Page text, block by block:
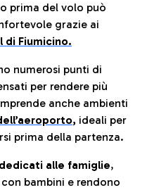
prima del volo può
grazie ai
di Fiumicino.
numerosi punti di
per rendere più
anche ambienti
, ideali per
prima della partenza.
alle famiglie,
bambini e rendono